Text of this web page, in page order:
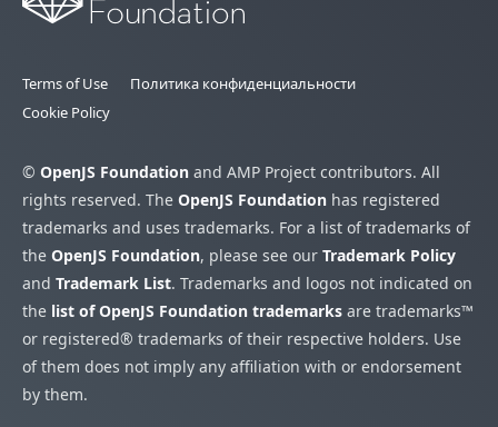
Terms of Use
Политика конфиденциальности
Cookie Policy
© OpenJS Foundation and AMP Project contributors. All
rights reserved. The OpenJS Foundation has registered
trademarks and uses trademarks. For a list of trademarks of
the OpenJS Foundation, please see our Trademark Policy
and Trademark List. Trademarks and logos not indicated on
the list of OpenJS Foundation trademarks are trademarks™
or registered® trademarks of their respective holders. Use
of them does not imply any affiliation with or endorsement
by them.